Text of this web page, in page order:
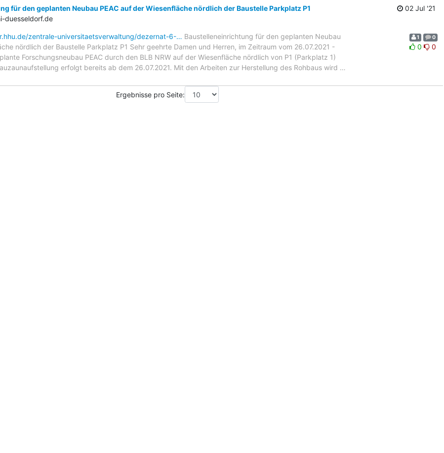
für den geplanten Neubau PEAC auf der Wiesenfläche nördlich der Baustelle Parkplatz P1
duesseldorf.de
02 Jul '21
zentrale-universitaetsverwaltung/dezernat-6-… Baustelleneinrichtung für den geplanten Neubau
nördlich der Baustelle Parkplatz P1 Sehr geehrte Damen und Herren, im Zeitraum vom 26.07.2021 -
Forschungsneubau PEAC durch den BLB NRW auf der Wiesenfläche nördlich von P1 (Parkplatz 1)
erfolgt bereits ab dem 26.07.2021. Mit den Arbeiten zur Herstellung des Rohbaus wird …
1 0
0 0
Ergebnisse pro Seite: